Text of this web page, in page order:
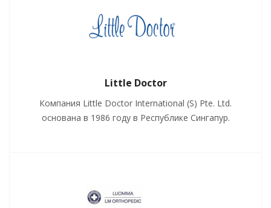
Little Doctor
Компания Little Doctor International (S) Pte. Ltd.
основана в 1986 году в Республике Сингапур.